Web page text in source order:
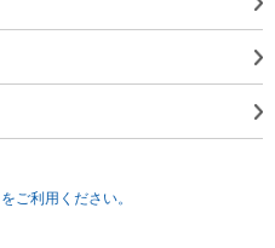
ご利用ください。